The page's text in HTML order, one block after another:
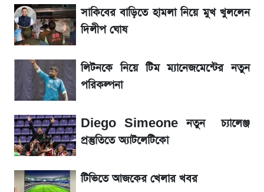
আগামী ৪ দিনের আবহাওয়া নিয়ে বড় সতর্কবার্তা
লিটনকে নিয়ে টিম ম্যানেজমেন্টের নতুন পরিকল্পনা
এস আলমের দখলে থাকা ব্যাংক নিয়ে এলো নতুন
সিদ্ধান্ত
আগামীকালই স্পষ্ট হবে এসএসসি ফল প্রকাশের
তারিখ
৬ আগস্ট দেশের বাজারে স্বর্ণের দাম
সাকিবের বাড়িতে হামলা নিয়ে মুখ খুললেন
দিলীপ ঘোষ
লিটনকে নিয়ে টিম ম্যানেজমেন্টের নতুন
পরিকল্পনা
Diego Simeone নতুন চ্যালেঞ্জ
প্রস্তুতিতে অ্যাটলেটিকো
টিভিতে আজকের খেলার খবর